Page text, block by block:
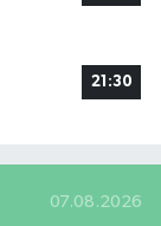
21:30
07.08.2026